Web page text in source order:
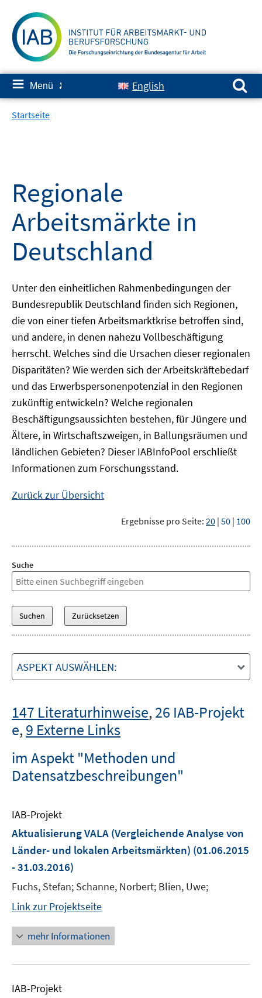
zum
Inhalt
≡ Menü ✘ English
Suchen nach:
Startseite
Regionale
Arbeitsmärkte in
Deutschland
Unter den einheitlichen Rahmenbedingungen der
Bundesrepublik Deutschland finden sich Regionen,
die von einer tiefen Arbeitsmarktkrise betroffen sind,
und andere, in denen nahezu Vollbeschäftigung
herrscht. Welches sind die Ursachen dieser regionalen
Disparitäten? Wie werden sich der Arbeitskräftebedarf
und das Erwerbspersonenpotenzial in den Regionen
zukünftig entwickeln? Welche regionalen
Beschäftigungsaussichten bestehen, für Jüngere und
Ältere, in Wirtschaftszweigen, in Ballungsräumen und
ländlichen Gebieten? DieserIABInfoPool erschließt
Informationen zum Forschungsstand.
Zurück zur Übersicht
Ergebnisse pro Seite: 20 | 50 | 100
Suche
ASPEKT AUSWÄHLEN:
147 Literaturhinweise,26 IAB-Projekt
e,9 Externe Links
im Aspekt "Methoden und
Datensatzbeschreibungen"
IAB-Projekt
Aktualisierung VALA (Vergleichende Analyse von
Länder- und lokalen Arbeitsmärkten) (01.06.2015
- 31.03.2016)
Fuchs, Stefan; Schanne, Norbert; Blien, Uwe;
Link zur Projektseite
mehr Informationen
IAB-Projekt